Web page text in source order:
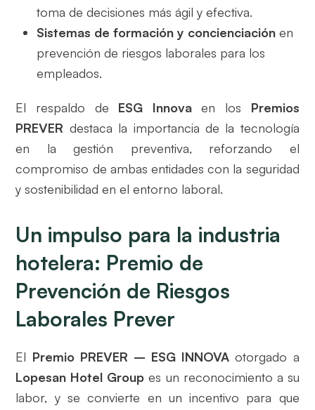
toma de decisiones más ágil y efectiva.
Sistemas de formación y concienciación en
prevención de riesgos laborales para los
empleados.
El respaldo de ESG Innovaen los Premios
PREVER destaca la importancia de la tecnología
en la gestión preventiva, reforzando el
compromiso de ambas entidades con la seguridad
y sostenibilidad en el entorno laboral.
Un impulso para la industria
hotelera: Premio de
Prevención de Riesgos
Laborales Prever
El Premio PREVER – ESG INNOVA otorgado a
Lopesan Hotel Group es un reconocimiento a su
labor, y se convierte en un incentivo para que